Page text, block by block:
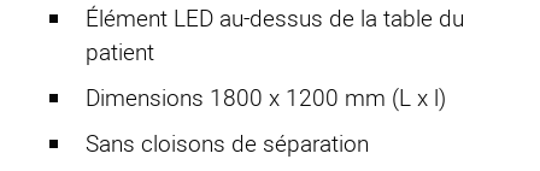
Élément LED au-dessus de la table du
patient
Dimensions 1800 x 1200 mm (L x l)
Sans cloisons de séparation